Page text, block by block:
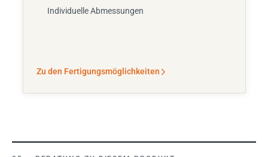
Individuelle Abmessungen
Zu den Fertigungsmöglichkeiten